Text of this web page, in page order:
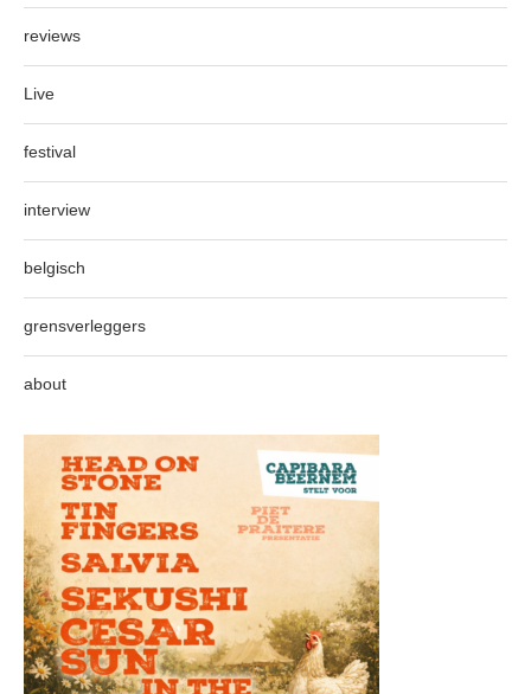
reviews
Live
festival
interview
belgisch
grensverleggers
about